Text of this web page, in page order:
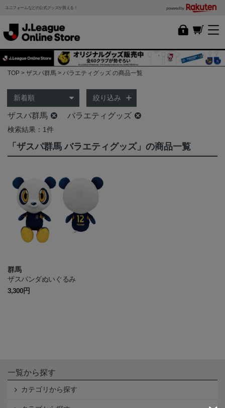
ユニフォームなどの公式グッズが買える！ powered by
TOP ザスパ群馬 バラエティグッズ の商品一覧
絞り込み
ザスパ群馬 バラエティグッズ
検索結果：1件
「ザスパ群馬 バラエティグッズ」の商品一覧
群馬
ザスパンダぬいぐるみ
3,300円
一覧から探す
カテゴリから探す